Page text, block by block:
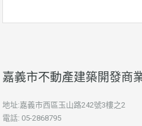
嘉義市不動產建築開發商
地址:嘉義市西區玉山路242號3樓之2
電話: 05-2868795